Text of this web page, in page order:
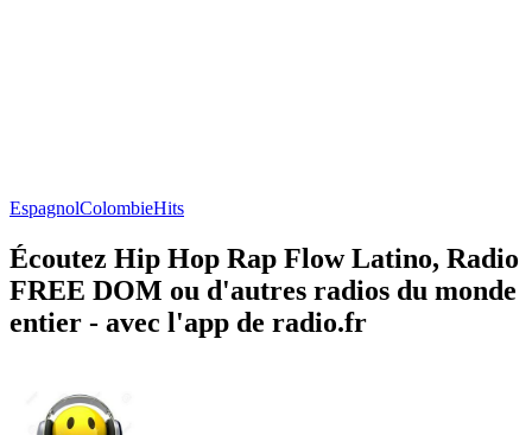
EspagnolColombieHits
Écoutez Hip Hop Rap Flow Latino, Radio
FREE DOM ou d'autres radios du monde
entier - avec l'app de radio.fr